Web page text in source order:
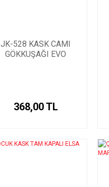
JK-528 KASK CAMI
GÖKKUŞAĞI EVO
368,00 TL